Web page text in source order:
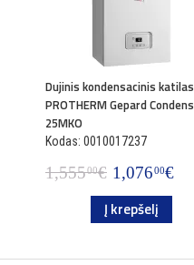
Dujinis kondensacinis katilas
PROTHERM Gepard Condens
25MKO
Kodas: 0010017237
1,55500€ 1,07600€
Į krepšelį